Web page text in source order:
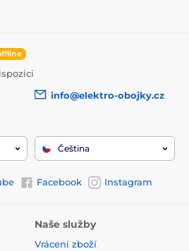
info@elektro-obojky.cz
Čeština
Facebook Instagram
Naše služby
Vrácení zboží